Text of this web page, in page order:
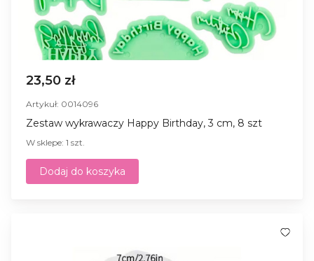
23,50 zł
Artykuł: 0014096
Zestaw wykrawaczy Happy Birthday, 3 cm, 8 szt
W sklepe: 1 szt.
Dodaj do koszyka